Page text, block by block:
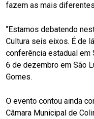
fazem as mais
“Estamos debatendo
Cultura seis eixos. É de
conferência estadual em
6 de dezembro em São
Gomes.
O evento contou ainda
Câmara Municipal de